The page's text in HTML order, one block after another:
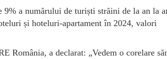
9% a numărului de turiști străini de la an la
și hoteluri-apartament în 2024, valori
România, a declarat: „Vedem o corelare